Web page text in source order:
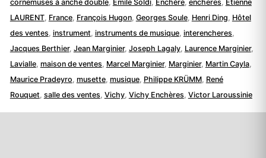
cornemuses à anche double, Émile Soldi, Enchère, encheres Etienne
LAURENT, France, François Hugon, Georges Soule, Henri Ding Hôtel
des ventes instrument instruments de musique, interencheres
Jacques Berthier, Jean Marginier, Joseph Lagaly, Laurence Marginier,
Lavialle, maison de ventes Marcel Marginier, Marginier, Martin Cayla,
Maurice Pradeyro musette, musique, Philippe KRÜMM, René
Rouquet salle des ventes Vichy, Vichy Enchères Victor Laroussinie